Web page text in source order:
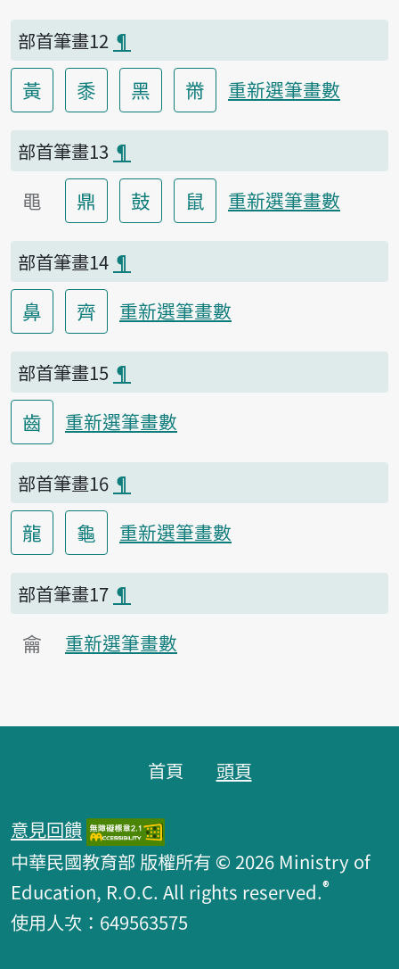
部首筆畫12 ¶
黃 黍 黑 黹 重新選筆畫數
部首筆畫13 ¶
黽 鼎 鼓 鼠 重新選筆畫數
部首筆畫14 ¶
鼻 齊 重新選筆畫數
部首筆畫15 ¶
齒 重新選筆畫數
部首筆畫16 ¶
龍 龜 重新選筆畫數
部首筆畫17 ¶
龠 重新選筆畫數
首頁 頭頁
意見回饋
中華民國教育部 版權所有 © 2026 Ministry of
Education, R.O.C. All rights reserved.®
使用人次：649563575